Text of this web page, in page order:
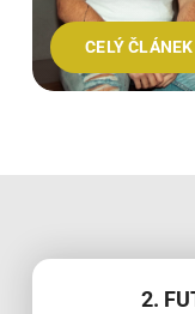
CELÝ ČLÁNEK
2.